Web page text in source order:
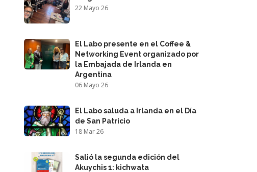
22 Mayo 26
El Labo presente en el Coffee &
Networking Event organizado por
la Embajada de Irlanda en
Argentina
06 Mayo 26
El Labo saluda a Irlanda en el Día
de San Patricio
18 Mar 26
Salió la segunda edición del
Akuychis 1: kichwata